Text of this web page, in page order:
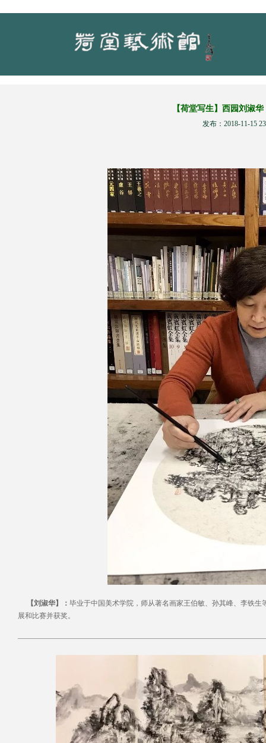
【荷堂写生】西园刘淑
发布：2018-11-15
【刘淑华】： 毕业于中国美术学院，师从著名画家王伯敏、孙其峰、李铁
展和比赛并获奖。